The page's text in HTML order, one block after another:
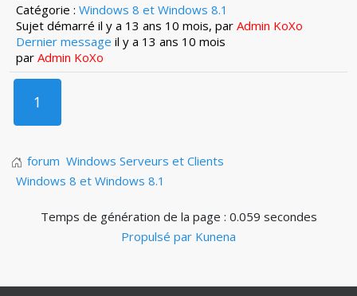
Catégorie : Windows 8 et Windows 8.1
Sujet démarré il y a 13 ans 10 mois, par Admin KoXo
Dernier message il y a 13 ans 10 mois
par Admin KoXo
1
forum Windows Serveurs et Clients
Windows 8 et Windows 8.1
Temps de génération de la page : 0.059 secondes
Propulsé par Kunena